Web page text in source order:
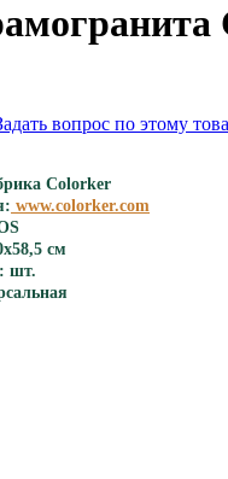
вопрос по этому
Colorker
www.colorker.com
см
шт.